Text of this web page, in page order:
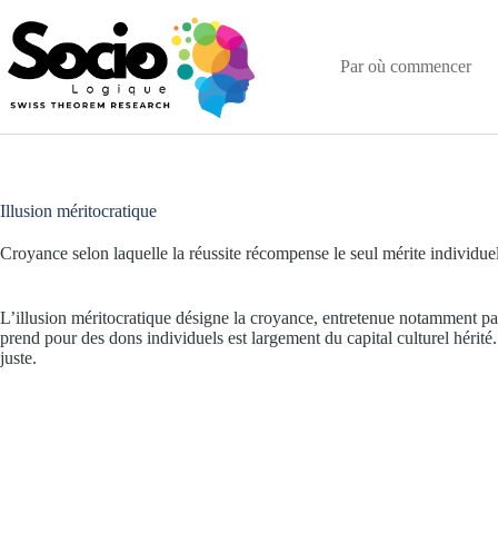
au
contenu
Par où commencer
Illusion méritocratique
Croyance selon laquelle la réussite récompense le seul mérite
L’illusion méritocratique désigne la croyance, entretenue notamment
prend pour des dons individuels est largement du capital culturel
juste.